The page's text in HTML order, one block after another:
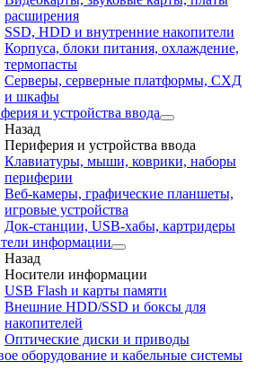
расширения
SSD, HDD и внутренние накопители
Корпуса, блоки питания, охлаждение,
термопасты
Серверы, серверные платформы, СХД
и шкафы
и устройства ввода
Назад
Периферия и устройства ввода
Клавиатуры, мыши, коврики, наборы
периферии
Веб-камеры, графические планшеты,
игровые устройства
Док-станции, USB-хабы, картридеры
информации
Назад
Носители информации
USB Flash и карты памяти
Внешние HDD/SSD и боксы для
накопителей
Оптические диски и приводы
оборудование и кабельные системы